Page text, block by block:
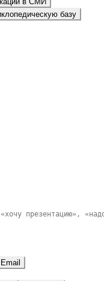
базу
Email